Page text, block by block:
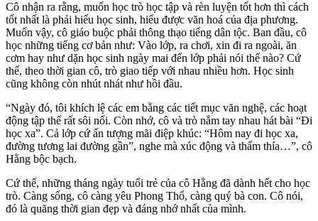
Cô nhận ra rằng, muốn học trò học tập và rèn luyện tốt hơn thì cách
tốt nhất là phải hiểu học sinh, hiểu được văn hoá của địa phương.
Muốn vậy, cô giáo buộc phải thông thạo tiếng dân tộc. Ban đầu, cô
học những tiếng cơ bản như: Vào lớp, ra chơi, xin đi ra ngoài, ăn
cơm hay như dặn học sinh ngày mai đến lớp phải nói thế nào? Cứ
thế, theo thời gian cô, trò giao tiếp với nhau nhiều hơn. Học sinh
cũng không còn nhút nhát như hồi đầu.
“Ngày đó, tôi khích lệ các em bằng các tiết mục văn nghệ, các hoạt
động tập thể rất sôi nổi. Còn nhớ, cô và trò nắm tay nhau hát bài “Đi
học xa”. Cả lớp cứ ấn tượng mãi điệp khúc: “Hôm nay đi học xa,
đường tương lai đường gần”, nghe mà xúc động và thấm thía…”, cô
Hằng bộc bạch.
Cứ thế, những tháng ngày tuổi trẻ của cô Hằng đã dành hết cho học
trò. Càng sống, cô càng yêu Phong Thổ, càng quý bà con. Cô nói,
đó là quãng thời gian đẹp và đáng nhớ nhất của mình.